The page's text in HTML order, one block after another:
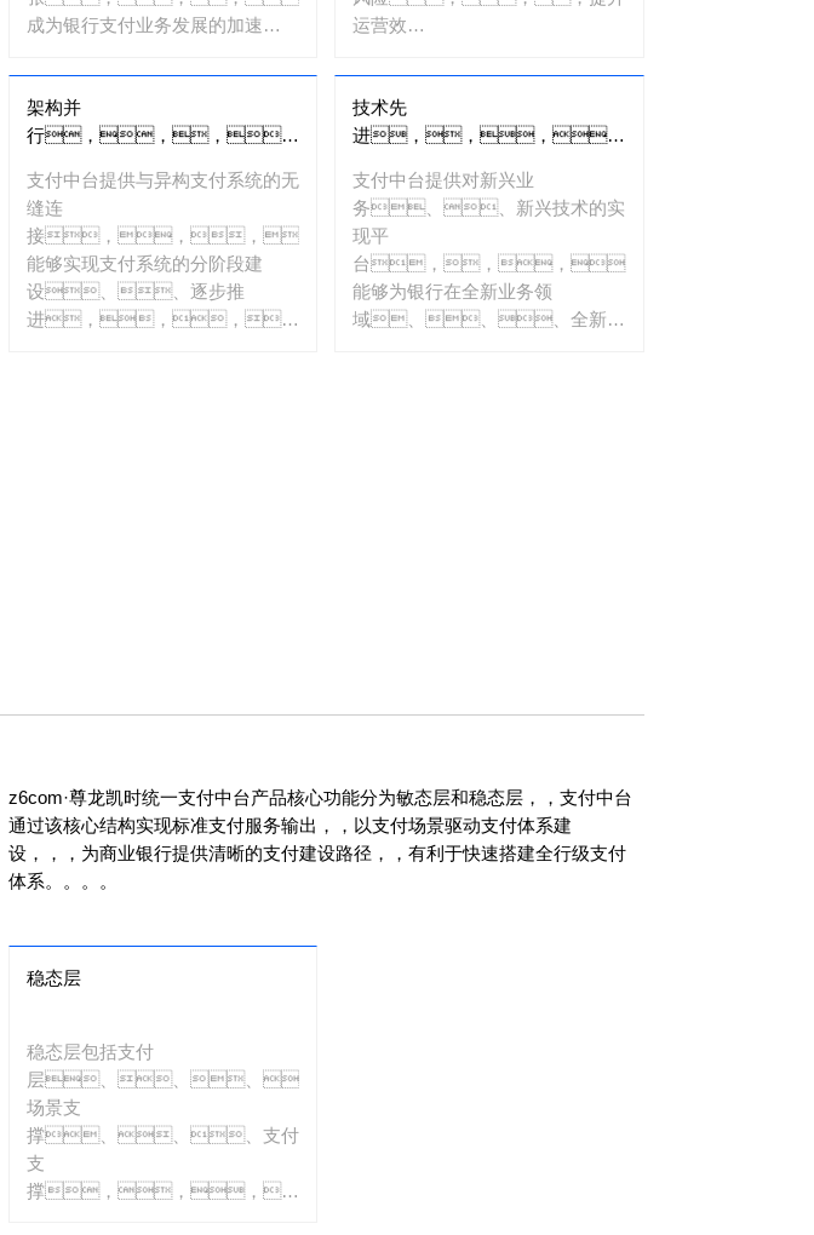
成为银行支付业务发展的加速
运营效
成为银行支付运营的指挥
官。。。。
架构并
行，，，，
支付中台提供与异构支付系统的无
缝连
接，，，，
能够实现支付系统的分阶段建
设、、逐步推
进，，，，
技术先
进，，，，
支付中台提供对新兴业
务、、新兴技术的实
现平
台，，，，
能够为银行在全新业务领
域、、、全新技
z6com·尊龙凯时统一支付中台产品核心功能分为敏态层和稳态层，，支付中台
通过该核心结构实现标准支付服务输出，，以支付场景驱动支付体系建
设，，，为商业银行提供清晰的支付建设路径，，有利于快速搭建全行级支付
体系。。。。
稳态层
稳态层包括支付
层、、、、
场景支
撑、、、支付
支
撑，，，，